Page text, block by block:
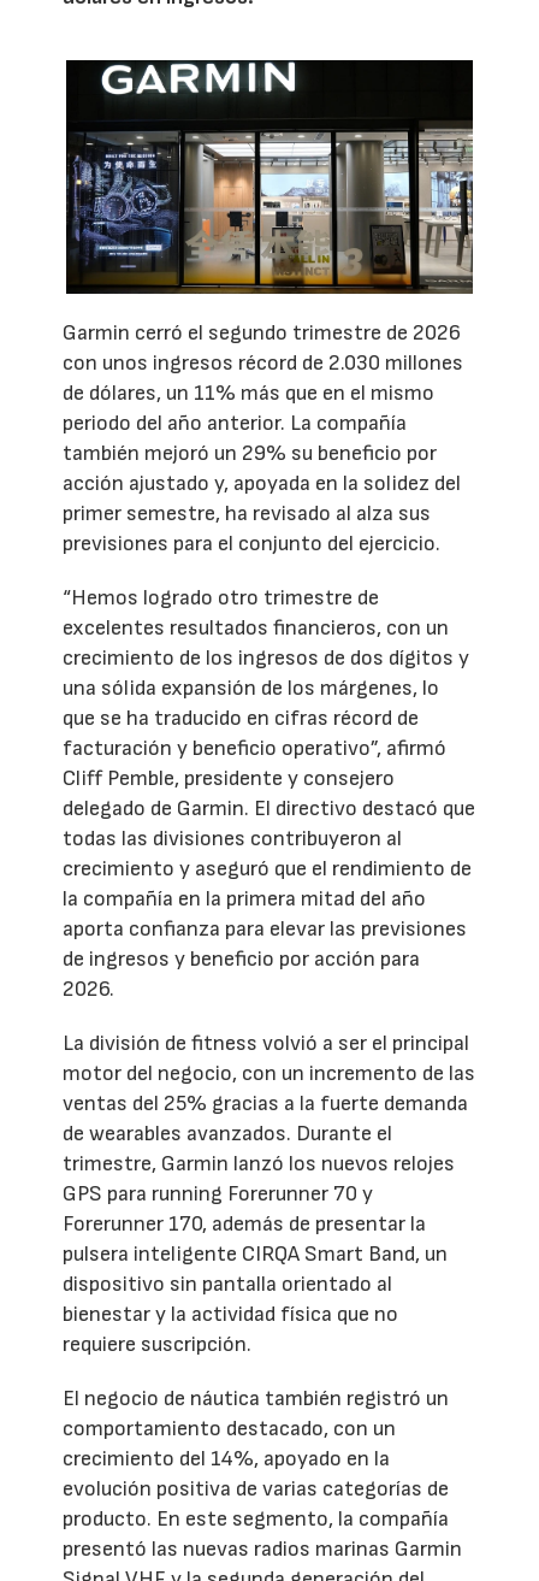
Garmin cerró el segundo trimestre de 2026
con unos ingresos récord de 2.030 millones
de dólares, un 11% más que en el mismo
periodo del año anterior. La compañía
también mejoró un 29% su beneficio por
acción ajustado y, apoyada en la solidez del
primer semestre, ha revisado al alza sus
previsiones para el conjunto del ejercicio.
“Hemos logrado otro trimestre de
excelentes resultados financieros, con un
crecimiento de los ingresos de dos dígitos y
una sólida expansión de los márgenes, lo
que se ha traducido en cifras récord de
facturación y beneficio operativo”, afirmó
Cliff Pemble, presidente y consejero
delegado de Garmin. El directivo destacó que
todas las divisiones contribuyeron al
crecimiento y aseguró que el rendimiento de
la compañía en la primera mitad del año
aporta confianza para elevar las previsiones
de ingresos y beneficio por acción para
2026.
La división de fitness volvió a ser el principal
motor del negocio, con un incremento de las
ventas del 25% gracias a la fuerte demanda
de wearables avanzados. Durante el
trimestre, Garmin lanzó los nuevos relojes
GPS para running Forerunner 70 y
Forerunner 170, además de presentar la
pulsera inteligente CIRQA Smart Band, un
dispositivo sin pantalla orientado al
bienestar y la actividad física que no
requiere suscripción.
El negocio de náutica también registró un
comportamiento destacado, con un
crecimiento del 14%, apoyado en la
evolución positiva de varias categorías de
producto. En este segmento, la compañía
presentó las nuevas radios marinas Garmin